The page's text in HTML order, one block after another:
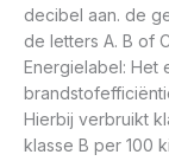
decibel aan. de
de letters A. B of
Energielabel: Het
Hierbij verbruikt
klasse B per 100